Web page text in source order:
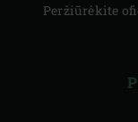
Peržiūrėkite